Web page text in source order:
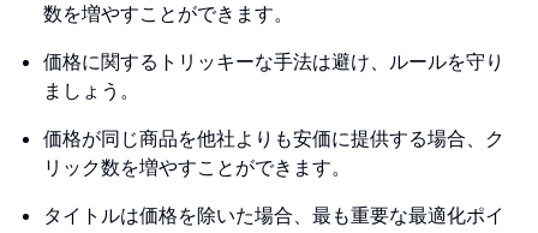
数を増やすことができます。
価格に関するトリッキーな手法は避け、ルールを守り
ましょう。
価格が同じ商品を他社よりも安価に提供する場合、ク
リック数を増やすことができます。
タイトルは価格を除いた場合、最も重要な最適化ポイ